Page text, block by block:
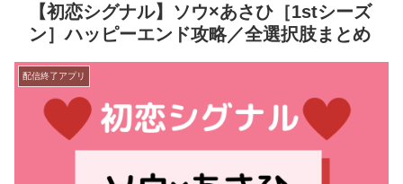
【初恋シグナル】ソウ×あさひ［1stシーズ
ン］ハッピーエンド攻略／全選択肢まとめ
配信終了アプリ